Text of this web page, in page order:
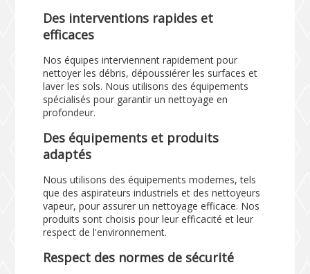
Des interventions rapides et
efficaces
Nos équipes interviennent rapidement pour
nettoyer les débris, dépoussiérer les surfaces et
laver les sols. Nous utilisons des équipements
spécialisés pour garantir un nettoyage en
profondeur.
Des équipements et produits
adaptés
Nous utilisons des équipements modernes, tels
que des aspirateurs industriels et des nettoyeurs
vapeur, pour assurer un nettoyage efficace. Nos
produits sont choisis pour leur efficacité et leur
respect de l'environnement.
Respect des normes de sécurité